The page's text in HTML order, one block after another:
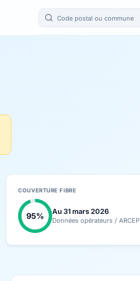
COUVERTURE FIBRE
95% Au 31 mars 2026
Données opérateurs / ARCEP